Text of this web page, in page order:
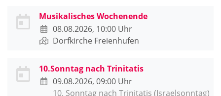
Musikalisches Wochenende
08.08.2026, 10:00 Uhr
Dorfkirche Freienhufen
10.Sonntag nach Trinitatis
09.08.2026, 09:00 Uhr
10. Sonntag nach Trinitatis (Israelsonntag)